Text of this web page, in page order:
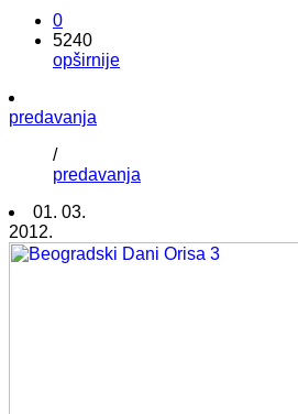
0
5240
opširnije
predavanja
/
predavanja
01. 03.
2012.